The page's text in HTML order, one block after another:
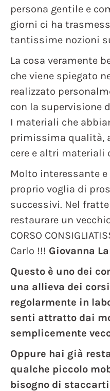
persona gentile e
giorni ci ha
tantissime nozioni
La cosa veramente
che viene spiegato
realizzato
con la supervisione
I materiali che
primissima qualità,
cere e altri materiali
Molto interessante e
proprio voglia di
successivi. Nel
restaurare un
CORSO
Carlo !!! Giovanna
Questo è uno dei
una allieva dei
regolarmente in
senti attratto dai
semplicemente
Oppure hai già
qualche piccolo
bisogno di staccarti